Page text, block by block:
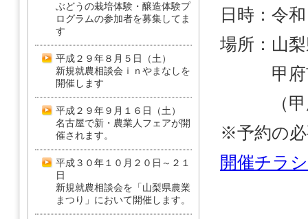
日時：令
場所：山
甲府市
（甲府
※予約の
開催チラシ
ぶどうの栽培体験・醸造体験プ
ログラムの参加者を募集してま
す
平成２９年８月５日（土）
新規就農相談会ｉｎやまなしを
開催します
平成２９年９月１６日（土）
名古屋で新・農業人フェアが開
催されます。
平成３０年１０月２０日～２１
日
新規就農相談会を「山梨県農業
まつり」において開催します。